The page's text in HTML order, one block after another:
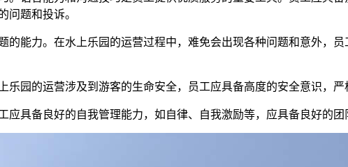
问题和投诉。
的能力。在水上乐园的运营过程中，难免会出现各种问题和意外，
乐园的运营涉及到游客的生命安全，员工应具备高度的安全意识，严
应具备良好的自我管理能力，如自律、自我激励等，应具备良好的